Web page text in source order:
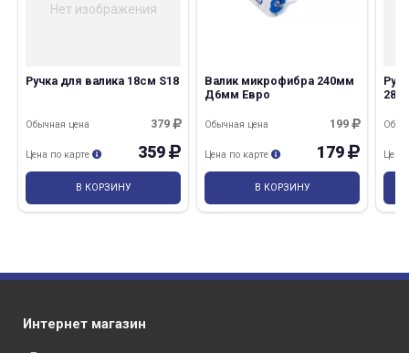
Нет изображения
Ручка для валика 18см S18
379
Обычная цена
359
Цена по карте
В КОРЗИНУ
Валик микрофибра 240мм
Д6мм Евро
199
Обычная цена
179
Цена по карте
В КОРЗИНУ
Цена
Интернет магазин